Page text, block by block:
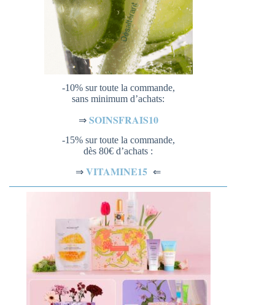
-10% sur toute la commande,
sans minimum d’achats:
⇒ SOINSFRAIS10
-15% sur toute la commande,
dès 80€ d’achats :
⇒VITAMINE15 ⇐